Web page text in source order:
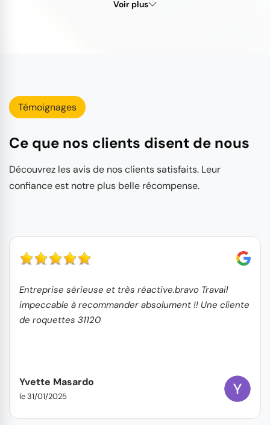
Voir plus
Témoignages
Ce que nos clients disent de nous
Découvrez les avis de nos clients satisfaits. Leur
confiance est notre plus belle récompense.
Entreprise sérieuse et très réactive.bravo Travail
impeccable à recommander absolument !! Une cliente
de roquettes 31120
Yvette Masardo
le 31/01/2025